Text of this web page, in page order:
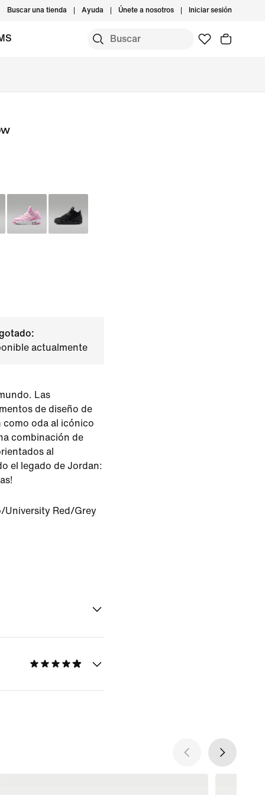
Buscar una tienda Ayuda Únete a nosotros Iniciar sesión
actualmente
Las
de diseño de
oda al icónico
combinación de
al
el legado de Jordan:
University Red/Grey